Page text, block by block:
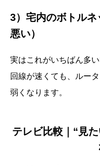
3）宅内のボトル
悪い）
実はこれがいちばん多い
回線が速くても、ルー
弱くなります。
テレビ比較｜“見